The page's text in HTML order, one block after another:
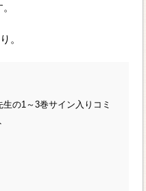
。
の1～3巻サイン入りコミ